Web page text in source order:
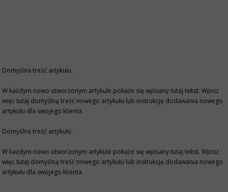
Domyślna treść artykułu.
W każdym nowo utworzonym artykule pokaże się wpisany tutaj tekst. Wpisz
więc tutaj domyślną treść nowego artykułu lub instrukcję dodawania nowego
artykułu dla swojego klienta.
Domyślna treść artykułu.
W każdym nowo utworzonym artykule pokaże się wpisany tutaj tekst. Wpisz
więc tutaj domyślną treść nowego artykułu lub instrukcję dodawania nowego
artykułu dla swojego klienta.